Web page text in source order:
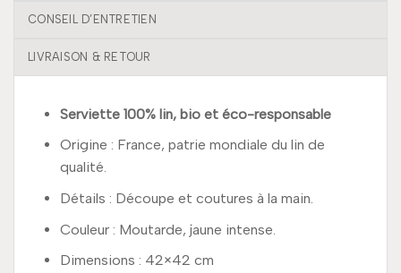
CONSEIL D’ENTRETIEN
LIVRAISON & RETOUR
Serviette 100% lin, bio et éco-responsable
Origine : France, patrie mondiale du lin de
qualité.
Détails : Découpe et coutures à la main.
Couleur : Moutarde, jaune intense.
Dimensions : 42×42 cm